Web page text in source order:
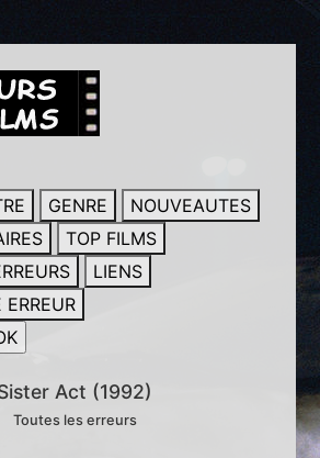
GENRE
NOUVEAUTES
TOP FILMS
LIENS
ERREUR
Act (1992)
Toutes les erreurs